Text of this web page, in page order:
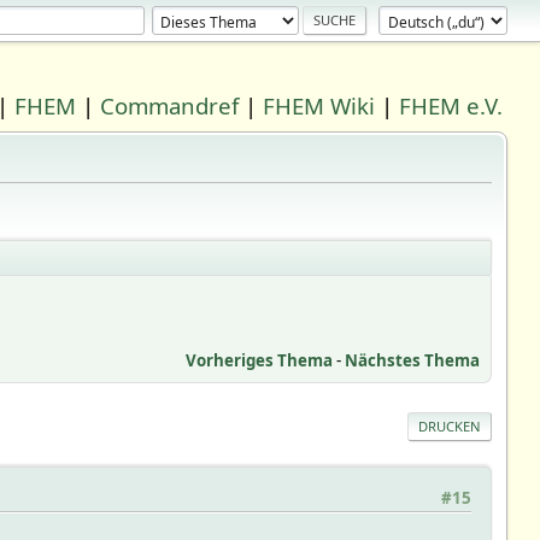
FHEM | Commandref| FHEM Wiki | FHEM e.V.
Vorheriges Thema - Nächstes Thema
DRUCKEN
#15